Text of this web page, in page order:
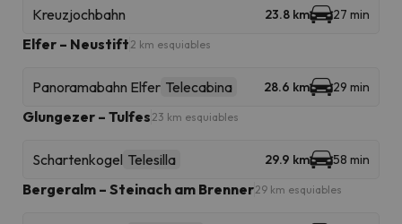
Kreuzjochbahn 23.8 km 27 min
Elfer – Neustift 2 km esquiables
Panoramabahn Elfer Telecabina 28.6 km 29 min
Glungezer – Tulfes 23 km esquiables
Schartenkogel Telesilla 29.9 km 58 min
Bergeralm – Steinach am Brenner29 km esquiables